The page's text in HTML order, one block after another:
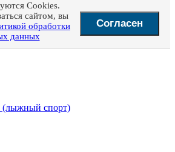
Cookies.
сайтом, вы
обработки
данных
Согласен
(лыжный спорт)